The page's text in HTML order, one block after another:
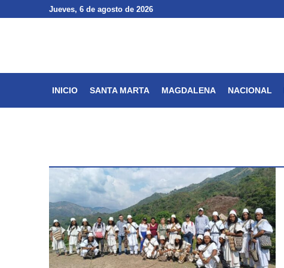
Jueves, 6 de agosto de 2026
INICIO SANTA MARTA MAGDALENA NACIONAL
Jueves, 6 de agosto de 2026